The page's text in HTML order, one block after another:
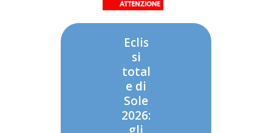
Eclis
si
total
e di
Sole
2026: